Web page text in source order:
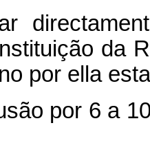
da
por ella
por 6 a